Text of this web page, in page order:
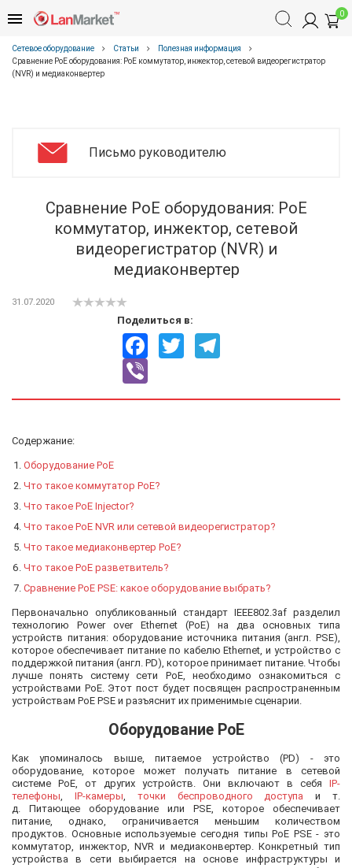
0
Сетевое оборудование Статьи
Полезная информация
Сравнение PoE оборудования: PoE коммутатор, инжектор, сетевой видеорегистратор
(NVR) и медиаконвертер
Письмо руководителю
Сравнение PoE оборудования: PoE
коммутатор, инжектор, сетевой
видеорегистратор (NVR) и
медиаконвертер
31.07.2020
Поделиться в:
FacebookTwitter
Содержание:
Оборудование PoE
Что такое коммутатор PoE?
Что такое PoE Injector?
Что такое PoE NVR или сетевой видеорегистратор?
Что такое медиаконвертер PoE?
Что такое PoE разветвитель?
Сравнение PoE PSE: какое оборудование выбрать?
Первоначально опубликованный стандарт IEEE802.3af разделил
технологию Power over Ethernet (PoE) на два основных типа
устройств питания: оборудование источника питания (англ. PSE),
которое обеспечивает питание по кабелю Ethernet, и устройство с
поддержкой питания (англ. PD), которое принимает питание. Чтобы
лучше понять систему сети PoE, необходимо ознакомиться с
устройствами PoE. Этот пост будет посвящен распространенным
устройствам PoE PSE и разъяснит их применимые сценарии.
Оборудование PoE
Как упоминалось выше, питаемое устройство (PD) - это
оборудование, которое может получать питание в сетевой
системе PoE, от других устройств. Они включают в себя IP-
телефоны, IP-камеры, точки беспроводного доступа и т.
д. Питающее оборудование или PSE, которое обеспечивает
питание, однако, ограничивается меньшим количеством
продуктов. Основные используемые сегодня типы PoE PSE - это
коммутатор, инжектор, NVR и медиаконвертер. Конкретный тип
устройства в сети выбирается на основе инфраструктуры и